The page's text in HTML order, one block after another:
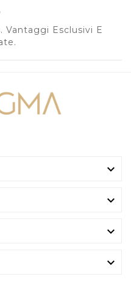
Vantaggi Esclusivi E



